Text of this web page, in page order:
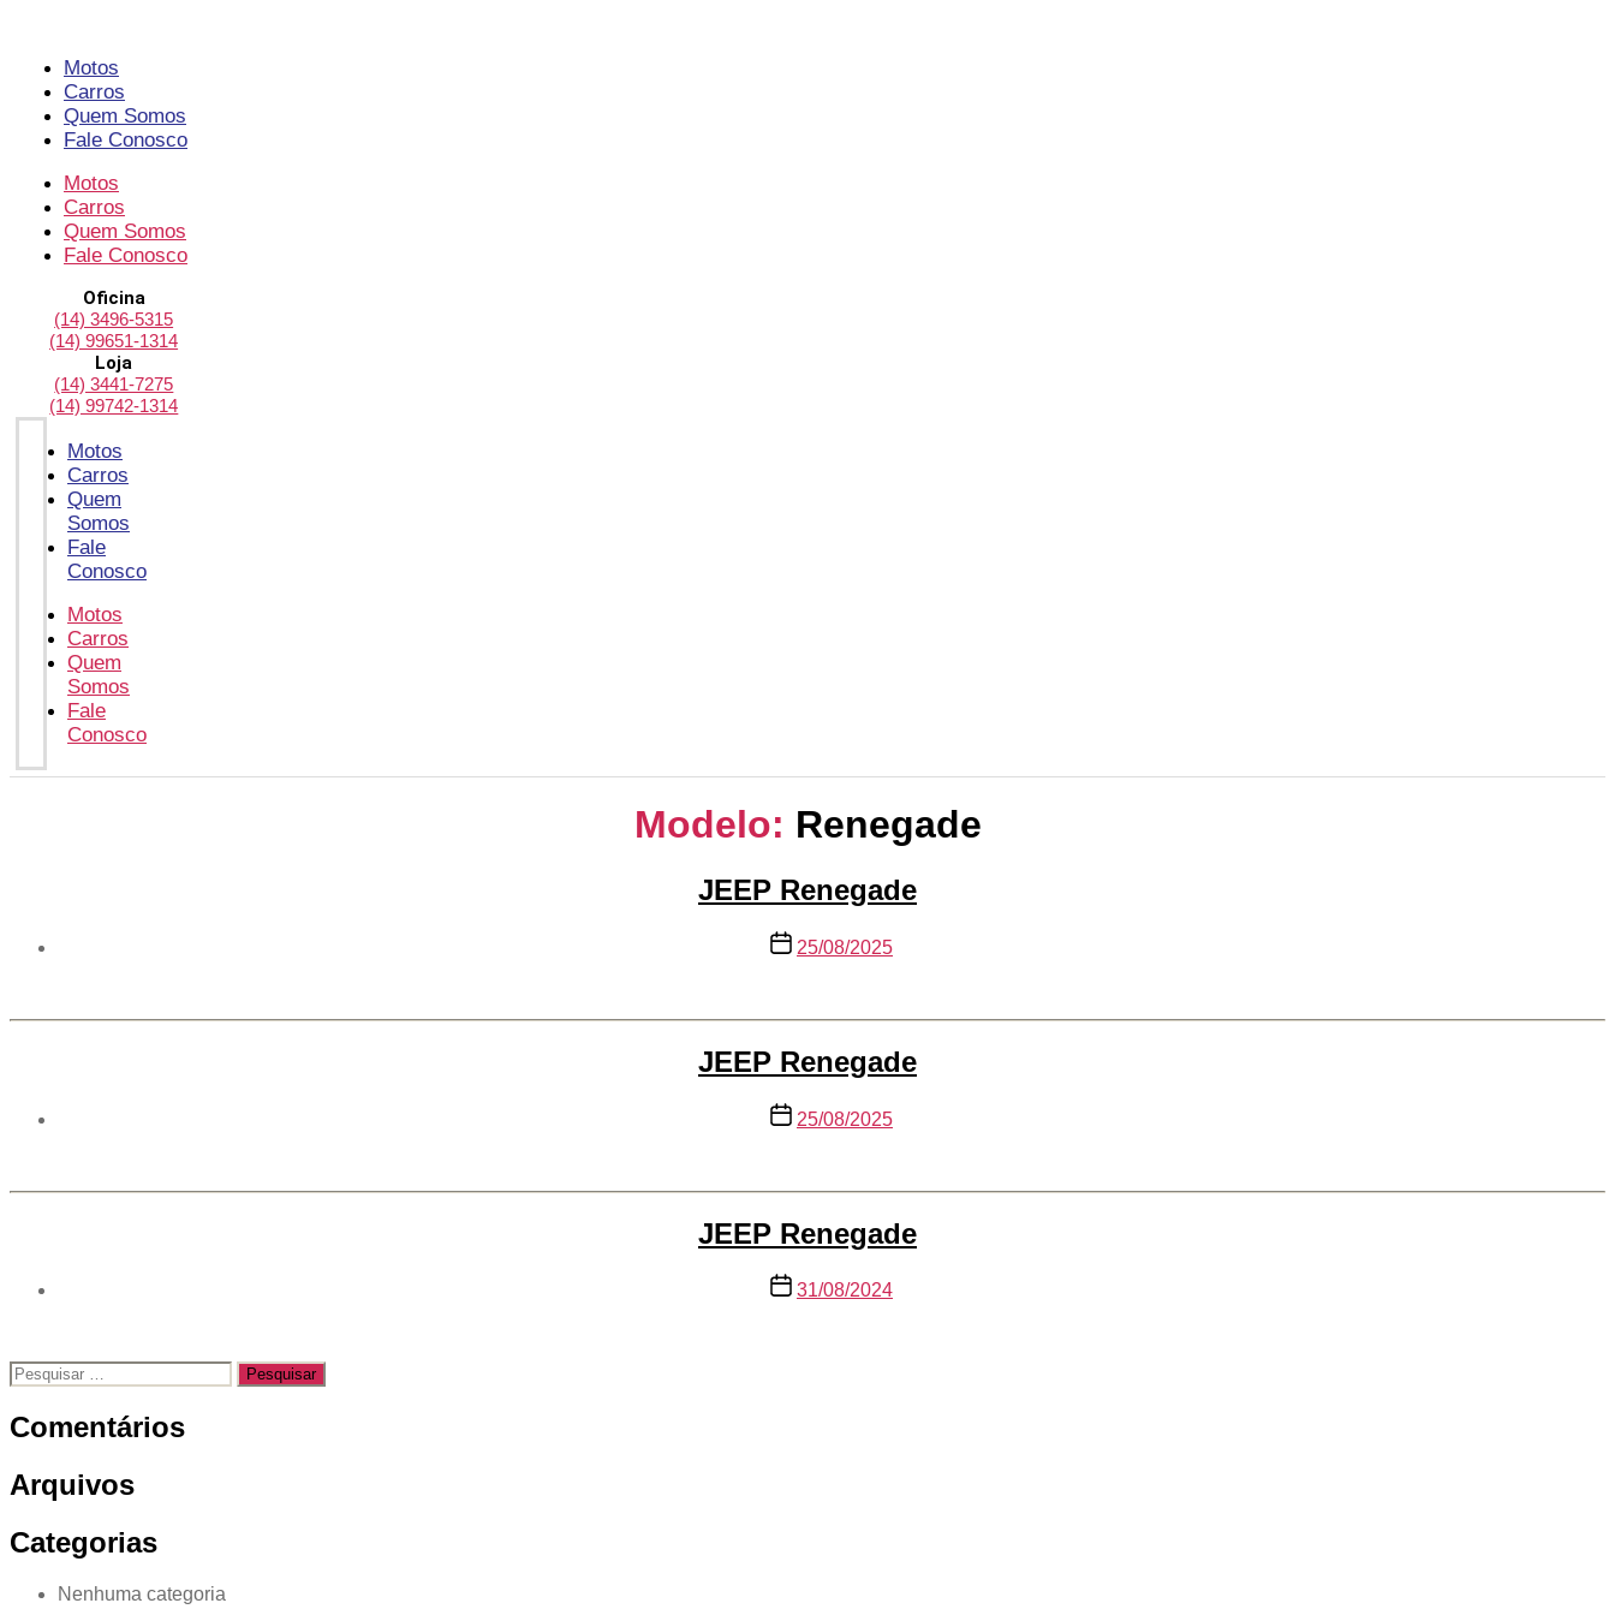
conteúdo
Motos
Carros
Quem Somos
Fale Conosco
Motos
Carros
Quem Somos
Fale Conosco
Oficina
(14) 3496-5315
(14) 99651-1314
Loja
(14) 3441-7275
(14) 99742-1314
Motos
Carros
Quem
Somos
Fale
Conosco
Motos
Carros
Quem
Somos
Fale
Conosco
Modelo: Renegade
JEEP Renegade
Data25/08/2025
JEEP Renegade
Data25/08/2025
JEEP Renegade
Data31/08/2024
Pesquisar
por:
Comentários
Arquivos
Categorias
Nenhuma categoria